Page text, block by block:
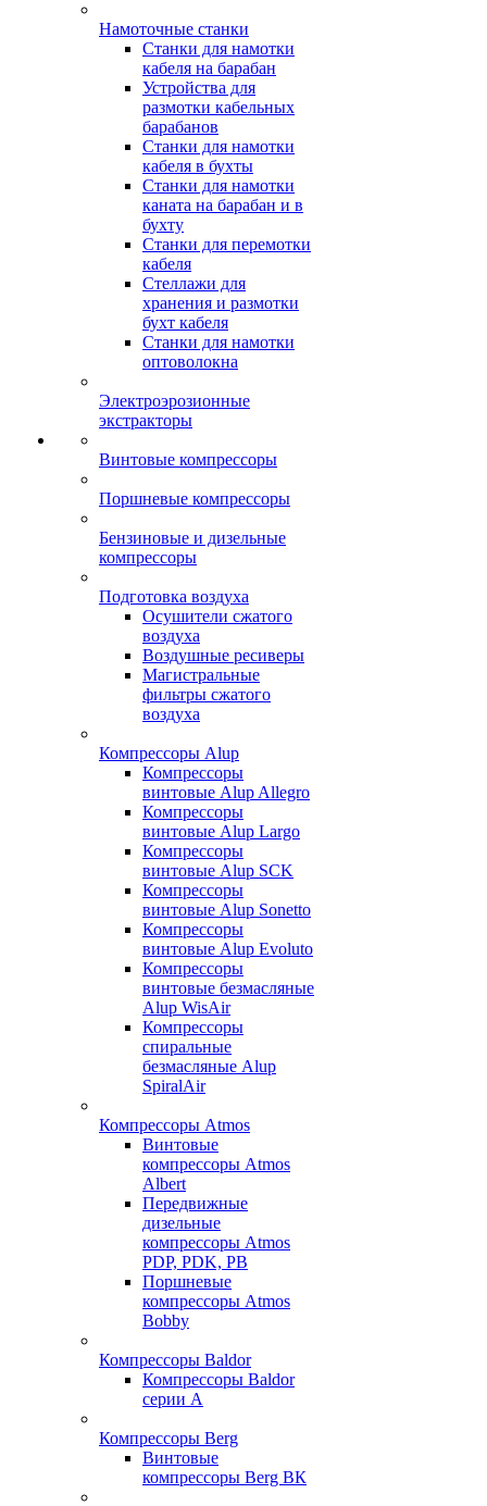
Намоточные станки
Станки для намотки
кабеля на барабан
Устройства для
размотки кабельных
барабанов
Станки для намотки
кабеля в бухты
Станки для намотки
каната на барабан и в
бухту
Станки для перемотки
кабеля
Стеллажи для
хранения и размотки
бухт кабеля
Станки для намотки
оптоволокна
Электроэрозионные
экстракторы
Винтовые компрессоры
Поршневые компрессоры
Бензиновые и дизельные
компрессоры
Подготовка воздуха
Осушители сжатого
воздуха
Воздушные ресиверы
Магистральные
фильтры сжатого
воздуха
Компрессоры Alup
Компрессоры
винтовые Alup Allegro
Компрессоры
винтовые Alup Largo
Компрессоры
винтовые Alup SCK
Компрессоры
винтовые Alup Sonetto
Компрессоры
винтовые Alup Evoluto
Компрессоры
винтовые безмасляные
Alup WisAir
Компрессоры
спиральные
безмасляные Alup
SpiralAir
Компрессоры Atmos
Винтовые
компрессоры Atmos
Albert
Передвижные
дизельные
компрессоры Atmos
PDP, PDK, PB
Поршневые
компрессоры Atmos
Bobby
Компрессоры Baldor
Компрессоры Baldor
серии A
Компрессоры Berg
Винтовые
компрессоры Berg ВК